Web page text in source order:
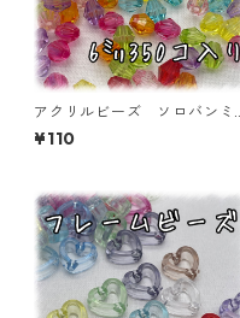
アクリルビーズ ソロバンミ
ックス 6㎜ 350個入り【AB
‐ac-6×5.5】
¥110